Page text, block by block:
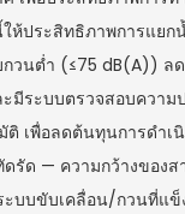
ห้ประสิทธิภาพการแยก
กวนต่ำ (≤75 dB(A))
มีระบบตรวจสอบความ
เพื่อลดต้นทุนการดำเ
ดรัด — ความกว้างของ
ะบบขับเคลื่อน/กวนที่แ